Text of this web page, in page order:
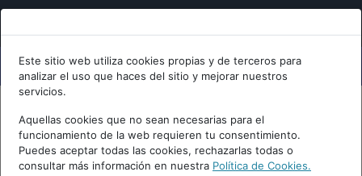
Este sitio web utiliza cookies propias y de terceros para
analizar el uso que haces del sitio y mejorar nuestros
servicios.
Aquellas cookies que no sean necesarias para el
funcionamiento de la web requieren tu consentimiento.
Puedes aceptar todas las cookies, rechazarlas todas o
consultar más información en nuestra Política de Cookies.